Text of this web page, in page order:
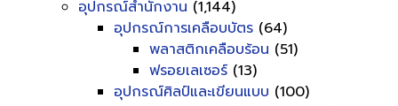
อุปกรณ์สำนักงาน (1,144)
อุปกรณ์การเคลือบบัตร (64)
พลาสติกเคลือบร้อน (51)
ฟรอยเลเซอร์ (13)
อุปกรณ์ศิลป์และเขียนแบบ (100)